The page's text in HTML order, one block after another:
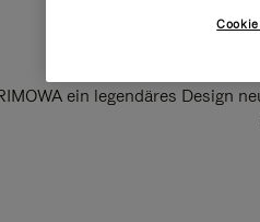
ein legendäres Design